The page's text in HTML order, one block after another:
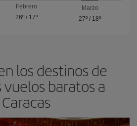
Febrero
26º/ 17º
Marzo
27º / 18º
los destinos de
baratos a
Caracas